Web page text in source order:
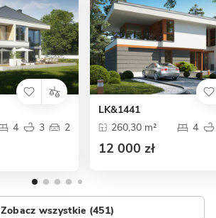
4 3 2
LK&1441
260,30 m²
4
12 000 zł
Zobacz wszystkie (451)